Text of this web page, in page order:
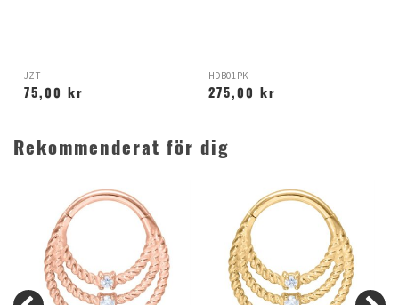
JZT
75,00 kr
HDB01PK
275,00 kr
Rekommenderat för dig